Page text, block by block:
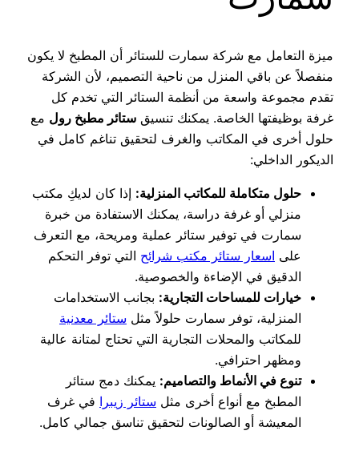
ميزة التعامل مع شركة سمارت للستائر أن المطبخ لا يكون
منفصلاً عن باقي المنزل من ناحية التصميم، لأن الشركة
تقدم مجموعة واسعة من أنظمة الستائر التي تخدم كل
غرفة بوظيفتها الخاصة. يمكنك تنسيق ستائر مطبخ رول مع
حلول أخرى في المكاتب والغرف لتحقيق تناغم كامل في
الديكور الداخلي:
حلول متكاملة للمكاتب المنزلية: إذا كان لديكِ مكتب
منزلي أو غرفة دراسة، يمكنك الاستفادة من خبرة
سمارت في توفير ستائر عملية ومريحة، مع التعرف
على اسعار ستائر مكتب شرائح التي توفر التحكم
الدقيق في الإضاءة والخصوصية.
خيارات للمساحات التجارية: بجانب الاستخدامات
المنزلية، توفر سمارت حلولاً مثل ستائر معدنية
للمكاتب والمحلات التجارية التي تحتاج لمتانة عالية
ومظهر احترافي.
تنوع في الأنماط والتصاميم: يمكنك دمج ستائر
المطبخ مع أنواع أخرى مثل ستائر زيبرا في غرف
المعيشة أو الصالونات لتحقيق تناسق جمالي كامل.